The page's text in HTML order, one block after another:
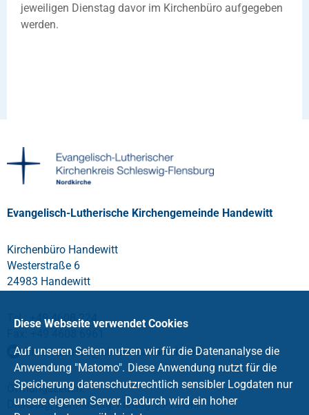
jeweiligen Dienstag davor im Kirchenbüro aufgegeben
werden.
Evangelisch-Lutherische Kirchengemeinde Handewitt
Kirchenbüro Handewitt
Westerstraße 6
24983 Handewitt
Tel.: +49 4608 224
kirchenbuero@kirche-handewitt.de
Öffnungszeiten:
Dienstag, Donnerstag, Freitag 10-12 Uhr
Diese Webseite verwendet Cookies
Auf unseren Seiten nutzen wir für die Datenanalyse die
Anwendung "Matomo". Diese Anwendung nutzt für die
Speicherung datenschutzrechtlich sensibler Logdaten nur
unsere eigenen Server. Dadurch wird ein hoher